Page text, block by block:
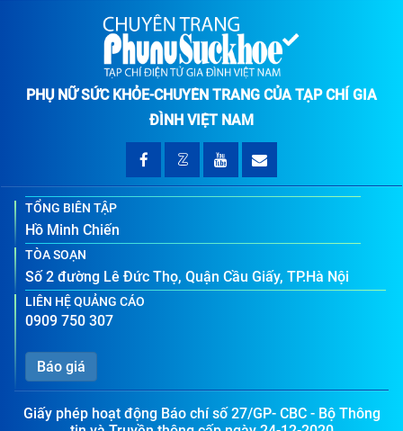
PHỤ NỮ SỨC KHỎE-CHUYÊN TRANG CỦA TẠP CHÍ GIA
ĐÌNH VIỆT NAM
TỔNG BIÊN TẬP
Hồ Minh Chiến
TÒA SOẠN
Số 2 đường Lê Đức Thọ, Quận Cầu Giấy, TP.Hà Nội
LIÊN HỆ QUẢNG CÁO
0909 750 307
Báo giá
Giấy phép hoạt động Báo chí số 27/GP- CBC - Bộ Thông